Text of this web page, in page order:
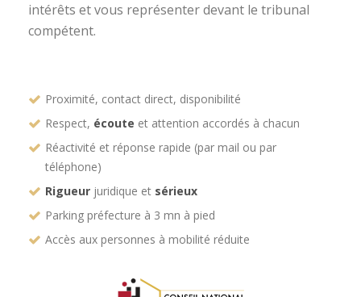
intérêts et vous représenter devant le tribunal
compétent.
Proximité, contact direct, disponibilité
Respect, écoute et attention accordés à chacun
Réactivité et réponse rapide (par mail ou par
téléphone)
Rigueur juridique et sérieux
Parking préfecture à 3 mn à pied
Accès aux personnes à mobilité réduite